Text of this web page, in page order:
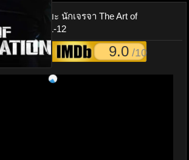
ยอดอัจฉริยะ นักเจรจา The Art of
กย์ไทย EP1-12
แจ้งหนังเสีย 9.0 /10